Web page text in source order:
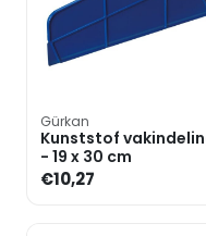
Gürkan
Kunststof
- 19 x 30 cm
€10,27